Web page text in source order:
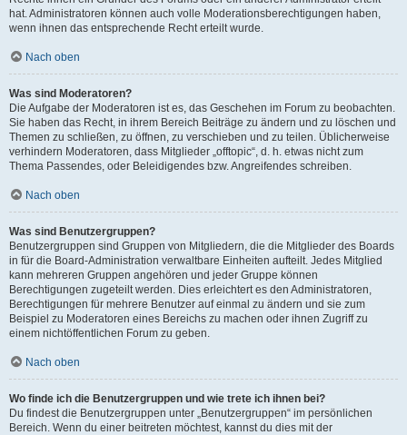
hat. Administratoren können auch volle Moderationsberechtigungen haben,
wenn ihnen das entsprechende Recht erteilt wurde.
Nach oben
Was sind Moderatoren?
Die Aufgabe der Moderatoren ist es, das Geschehen im Forum zu beobachten.
Sie haben das Recht, in ihrem Bereich Beiträge zu ändern und zu löschen und
Themen zu schließen, zu öffnen, zu verschieben und zu teilen. Üblicherweise
verhindern Moderatoren, dass Mitglieder „offtopic“, d. h. etwas nicht zum
Thema Passendes, oder Beleidigendes bzw. Angreifendes schreiben.
Nach oben
Was sind Benutzergruppen?
Benutzergruppen sind Gruppen von Mitgliedern, die die Mitglieder des Boards
in für die Board-Administration verwaltbare Einheiten aufteilt. Jedes Mitglied
kann mehreren Gruppen angehören und jeder Gruppe können
Berechtigungen zugeteilt werden. Dies erleichtert es den Administratoren,
Berechtigungen für mehrere Benutzer auf einmal zu ändern und sie zum
Beispiel zu Moderatoren eines Bereichs zu machen oder ihnen Zugriff zu
einem nichtöffentlichen Forum zu geben.
Nach oben
Wo finde ich die Benutzergruppen und wie trete ich ihnen bei?
Du findest die Benutzergruppen unter „Benutzergruppen“ im persönlichen
Bereich. Wenn du einer beitreten möchtest, kannst du dies mit der